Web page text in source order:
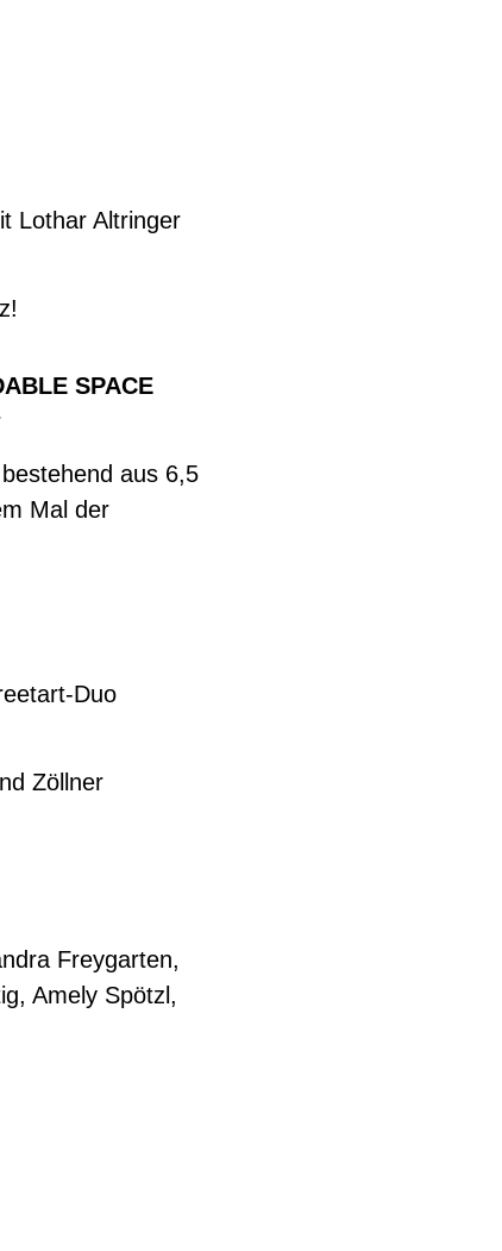
Lothar Altringer
SPACE
aus 6,5
Mal der
Duo
Zöllner
Freygarten,
Amely Spötzl,